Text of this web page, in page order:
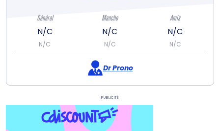
Général
N/C
N/C
Manche
N/C
N/C
Amis
N/C
N/C
Dr Prono
Publicité